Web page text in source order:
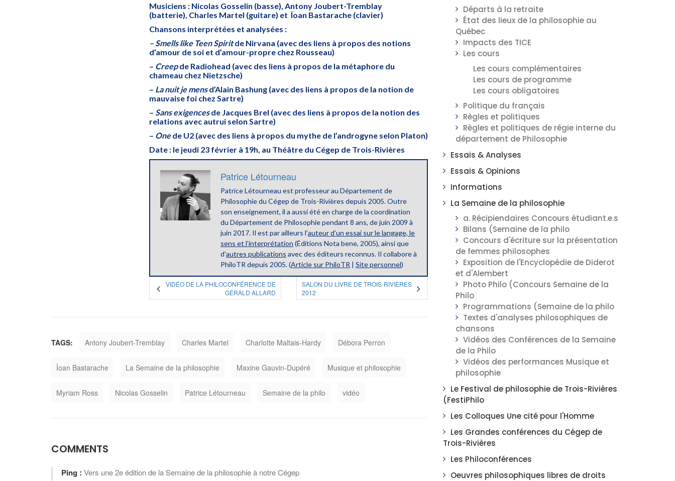
Musiciens : Nicolas Gosselin (basse), Antony Joubert-Tremblay
(batterie), Charles Martel (guitare) et Ïoan Bastarache (clavier)
Chansons interprétées et analysées :
– Smells like Teen Spiritde Nirvana (avec des liens à propos des notions
d’amour de soi et d’amour-propre chez Rousseau)
– Creepde Radiohead (avec des liens à propos de la métaphore du
chameau chez Nietzsche)
– La nuit je mensd’Alain Bashung (avec des liens à propos de la notion de
mauvaise foi chez Sartre)
– Sans exigencesde Jacques Brel (avec des liens à propos de la notion des
relations avec autrui selon Sartre)
– Onede U2 (avec des liens à propos du mythe de l’androgyne selon Platon)
Date : le jeudi 23 février à 19h, au Théâtre du Cégep de Trois-Rivières
Patrice Létourneau
Patrice Létourneau est professeur au Département de
Philosophie du Cégep de Trois-Rivières depuis 2005. Outre
son enseignement, il a aussi été en charge de la coordination
du Département de Philosophie pendant 8 ans, de juin 2009 à
juin 2017. Il est par ailleurs l’auteur d’un essai sur le langage, le
sens et l’interprétation (Éditions Nota bene, 2005), ainsi que
d’autres publications avec des éditeurs reconnus. Il collabore à
PhiloTR depuis 2005. (Article sur PhiloTR | Site personnel)
VIDÉO DE LA PHILOCONFÉRENCE DE
GÉRALD ALLARD
SALON DU LIVRE DE TROIS-RIVIÈRES
2012
TAGS: Antony Joubert-Tremblay Charles Martel Charlotte Maltais-Hardy Débora Perron
Ïoan Bastarache La Semaine de la philosophie Maxine Gauvin-Dupéré Musique et philosophie
Myriam Ross Nicolas Gosselin Patrice Létourneau Semaine de la philo vidéo
COMMENTS
Ping : Vers une 2e édition de la Semaine de la philosophie à notre Cégep
Départs à la retraite
État des lieux de la philosophie au
Québec
Impacts des TICE
Les cours
Les cours complémentaires
Les cours de programme
Les cours obligatoires
Politique du français
Règles et politiques
Règles et politiques de régie interne du
département de Philosophie
Essais & Analyses
Essais & Opinions
Informations
La Semaine de la philosophie
a. Récipiendaires Concours étudiant.e.s
Bilans (Semaine de la philo
Concours d'écriture sur la présentation
de femmes philosophes
Exposition de l'Encyclopédie de Diderot
et d'Alembert
Photo Philo (Concours Semaine de la
Philo
Programmations (Semaine de la philo
Textes d'analyses philosophiques de
chansons
Vidéos des Conférences de la Semaine
de la Philo
Vidéos des performances Musique et
philosophie
Le Festival de philosophie de Trois-Rivières
(FestiPhilo
Les Colloques Une cité pour l'Homme
Les Grandes conférences du Cégep de
Trois-Rivières
Les Philoconférences
Oeuvres philosophiques libres de droits